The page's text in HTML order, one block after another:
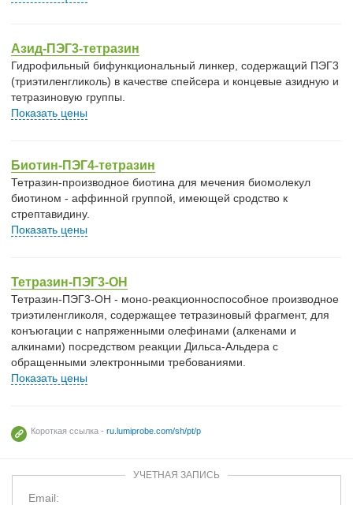
Азид-ПЭГ3-тетразин
Гидрофильный бифункциональный линкер, содержащий ПЭГ3
(триэтиленгликоль) в качестве спейсера и концевые азидную и
тетразиновую группы.
Показать цены
Биотин-ПЭГ4-тетразин
Тетразин-производное биотина для мечения биомолекул
биотином - аффинной группой, имеющей сродство к
стрептавидину.
Показать цены
Тетразин-ПЭГ3-OH
Тетразин-ПЭГ3-OH - моно-реакционноспособное производное
триэтиленгликоля, содержащее тетразиновый фрагмент, для
конъюгации с напряженными олефинами (алкенами и
алкинами) посредством реакции Дильса-Альдера с
обращенными электронными требованиями.
Показать цены
Короткая ссылка - ru.lumiprobe.com/sh/pt/p
УЧЕТНАЯ ЗАПИСЬ
Email: